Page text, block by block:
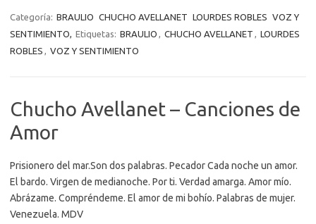
Categoría: BRAULIO CHUCHO AVELLANET LOURDES ROBLES VOZ Y
SENTIMIENTO, Etiquetas: BRAULIO , CHUCHO AVELLANET , LOURDES
ROBLES , VOZ Y SENTIMIENTO
Chucho Avellanet – Canciones de
Amor
Prisionero del mar.Son dos palabras. Pecador Cada noche un amor.
El bardo. Virgen de medianoche. Por ti. Verdad amarga. Amor mío.
Abrázame. Compréndeme. El amor de mi bohío. Palabras de mujer.
Venezuela. MDV